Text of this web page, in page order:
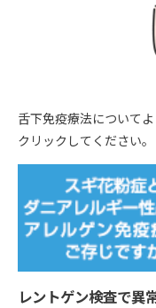
舌下免疫療法について
クリックしてください。
レントゲン検査で異